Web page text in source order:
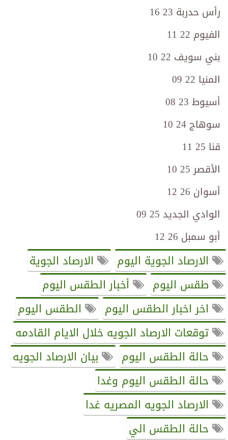
رأس حدربة 23 16
الفيوم 22 11
بني سويف 22 10
المنيا 22 09
أسيوط 23 08
سوهاج 24 10
قنا 25 11
الأقصر 25 10
أسوان 26 12
الوادي الجديد 25 09
أبو سمبل 26 12
الارصاد الجوية اليوم
الارصاد الجوية
طقس اليوم
أخبار الطقس اليوم
اخر اخبار الطقس اليوم
الطقس اليوم
توقعات الارصاد الجويه خلال الايام القادمه
حالة الطقس اليوم
بيان الارصاد الجويه
حالة الطقس اليوم وغدا
الارصاد الجويه المصريه غدا
حالة الطقس الي